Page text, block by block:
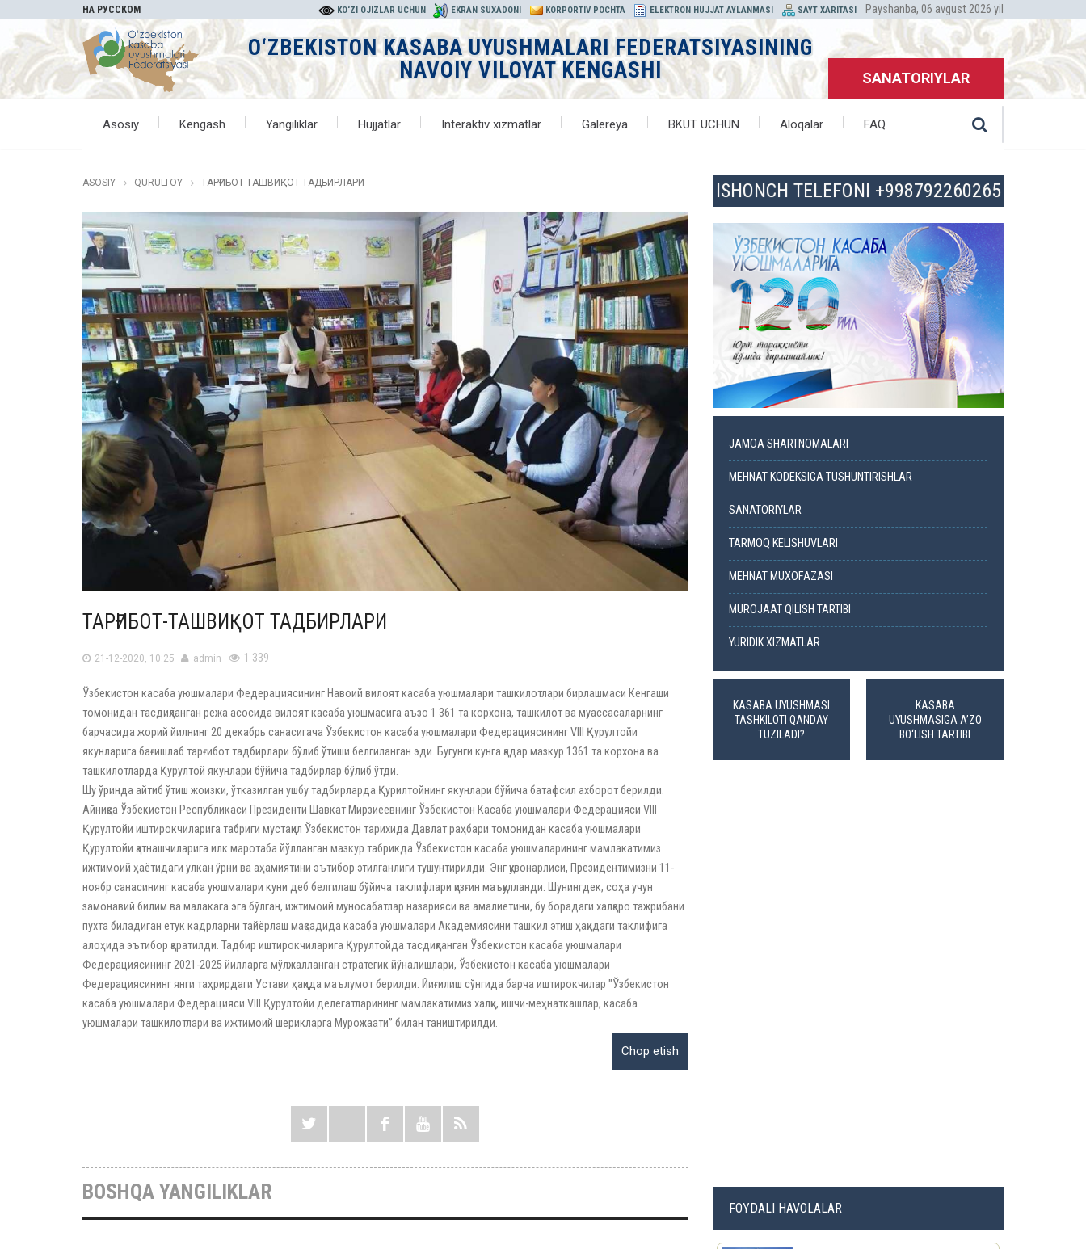
НА РУССКОМ KO‘ZI OJIZLAR UCHUN EKRAN SUXADONI KORPORTIV POCHTA ELEKTRON HUJJAT AYLANMASI SAYT XARITASI Payshanba, 06 avgust 2026 yil
O‘ZBEKISTON KASABA UYUSHMALARI FEDERATSIYASINING
NAVOIY VILOYAT KENGASHI
SANATORIYLAR
Asosiy Kengash Yangiliklar Hujjatlar Interaktiv xizmatlar Galereya BKUT UCHUN Aloqalar FAQ
ASOSIY QURULTOY ТАРҒИБОТ-ТАШВИҚОТ ТАДБИРЛАРИ
ТАРҒИБОТ-ТАШВИҚОТ ТАДБИРЛАРИ
21-12-2020, 10:25 admin 1 339
Ўзбекистон касаба уюшмалари Федерациясининг Навоий вилоят касаба уюшмалари ташкилотлари бирлашмаси Кенгаши
томонидан тасдиқланган режа асосида вилоят касаба уюшмасига аъзо 1 361 та корхона, ташкилот ва муассасаларнинг
барчасида жорий йилнинг 20 декабрь санасигача Ўзбекистон касаба уюшмалари Федерациясининг VIII Қурултойи
якунларига бағишлаб тарғибот тадбирлари бўлиб ўтиши белгиланган эди. Бугунги кунга қадар мазкур 1361 та корхона ва
ташкилотларда Қурултой якунлари бўйича тадбирлар бўлиб ўтди.
Шу ўринда айтиб ўтиш жоизки, ўтказилган ушбу тадбирларда Қурилтойнинг якунлари бўйича батафсил ахборот берилди.
Айниқса Ўзбекистон Республикаси Президенти Шавкат Мирзиёевнинг Ўзбекистон Касаба уюшмалари Федерацияси VIII
Қурултойи иштирокчиларига табриги мустақил Ўзбекистон тарихида Давлат раҳбари томонидан касаба уюшмалари
Қурултойи қатнашчиларига илк маротаба йўлланган мазкур табрикда Ўзбекистон касаба уюшмаларининг мамлакатимиз
ижтимоий ҳаётидаги улкан ўрни ва аҳамиятини эътибор этилганлиги тушунтирилди. Энг қувонарлиси, Президентимизни 11-
ноябр санасининг касаба уюшмалари куни деб белгилаш бўйича таклифлари қизғин маъқулланди. Шунингдек, соҳа учун
замонавий билим ва малакага эга бўлган, ижтимоий муносабатлар назарияси ва амалиётини, бу борадаги халқаро тажрибани
пухта биладиган етук кадрларни тайёрлаш мақсадида касаба уюшмалари Академиясини ташкил этиш ҳақидаги таклифига
алоҳида эътибор қаратилди. Тадбир иштирокчиларига Қурултойда тасдиқланган Ўзбекистон касаба уюшмалари
Федерациясининг 2021-2025 йилларга мўлжалланган стратегик йўналишлари, Ўзбекистон касаба уюшмалари
Федерациясининг янги таҳрирдаги Устави ҳақида маълумот берилди. Йиғилиш сўнгида барча иштирокчилар "Ўзбекистон
касаба уюшмалари Федерацияси VIII Қурултойи делегатларининг мамлакатимиз халқи, ишчи-меҳнаткашлар, касаба
уюшмалари ташкилотлари ва ижтимоий шерикларга Мурожаати” билан таништирилди.
BOSHQA YANGILIKLAR
ISHONCH TELEFONI +998792260265
JAMOA SHARTNOMALARI
MEHNAT KODEKSIGA TUSHUNTIRISHLAR
SANATORIYLAR
TARMOQ KELISHUVLARI
MEHNAT MUXOFAZASI
MUROJAAT QILISH TARTIBI
YURIDIK XIZMATLAR
KASABA UYUSHMASI
TASHKILOTI QANDAY
TUZILADI?
KASABA
UYUSHMASIGA A’ZO
BO‘LISH TARTIBI
FOYDALI HAVOLALAR